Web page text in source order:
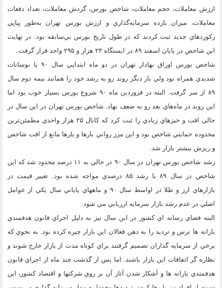
ارزش معاملات، حجم معاملات، شاخص بورس، گردش معاملات، تعداد دفعات
معاملات، ميزان بازده سرمايه‌گذاري و ارزش بورس تهران به‌طور پياپي
ركورد‌هاي جديد ثبت كردند كه در طول تاريخ بورس بي‌سابقه بود. در نهايت
اين شاخص در پايان اسفند ۸۹ در ايستگاه ۲۳ هزار و ۲۹۵ واحد قرار گرفت.
شاخص بورس اوراق بهادار تهران در دو ماه ابتدايي سال ۹۰ با نوسانات
شديدي همراه بود ولي بار ديگر روند رو به رشد خود را همانند نيمه دوم سال
۸۹ از سر گرفت. البته در فروردين ماه ۹۰ شروع بورس بسيار خوب بود اما
اين روند در ماه‌هاي بعد رو به ضعف نهاد. شاخص بورس تهران در اين سال در
حالي افت و خيزهاي زيادي را ثبت كرد كه كانال ۲۵ هزار واحدي مطمئن‌ترين
محدوده حمايتي شاخص بود و اين مرز رواني بارها و بارها مانع از افت شاخص
و ريزش بيشتر بازار شد.
رشد شاخص بورس تهران در سال ۹۰ در حالي به ۱۱ درصد محدود شد كه اين
شاخص در سال ۸۹ با رشد ۸۵ درصدي مواجه شده بود. تغيير قيمت در
بازارهاي ارز و طلا در اواسط سال ۹۰ و ماههاي پاياني سال يكي از عوامل
اصلي در عدم رشد بازار سرمايه ارزيابي مي شود.
البته فضاي رسانه اي كشور در اين سال نيز به دليل اجراي قانون هدفمندي
يارانه ها ترس و ترديد را به ذهن فعالان اين بازار چيره كرده بود. به نحوي كه
برخي از سرمايه گذاران تصميم گرفتند براي كوتاه مدت از بازار خارج شوند و
نظاره گر اتفاقات اين بازار باشند. اما پس از گذشت چند ماه از اجراي قانون
هدفمندي يارانه ها و آشكار شدن آثار آن بر روي شركتها و اقتصاد كشور، اين